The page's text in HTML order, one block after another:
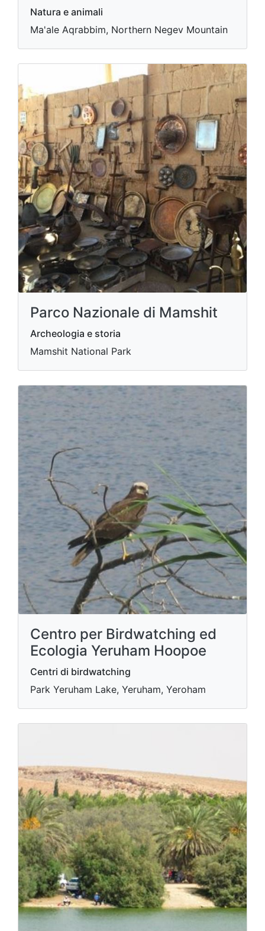
Natura e animali
Ma'ale Aqrabbim, Northern Negev Mountain
Parco Nazionale di Mamshit
Archeologia e storia
Mamshit National Park
Centro per Birdwatching ed
Ecologia Yeruham Hoopoe
Centri di birdwatching
Park Yeruham Lake, Yeruham, Yeroham